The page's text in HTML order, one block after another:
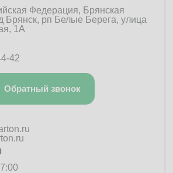
Федерация, Брянская
Брянск, рп Белые Берега, улица
1А
42
Обратный звонок